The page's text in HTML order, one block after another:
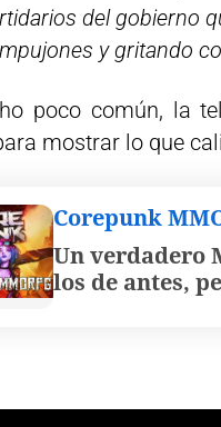
del gobierno
y gritando
poco común, la
mostrar lo que
Corepunk
Un verdadero
los de antes,